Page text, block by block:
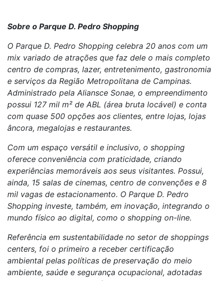
Sobre o Parque D. Pedro Shopping
O Parque D. Pedro Shopping celebra 20 anos com um
mix variado de atrações que faz dele o mais completo
centro de compras, lazer, entretenimento, gastronomia
e serviços da Região Metropolitana de Campinas.
Administrado pela Aliansce Sonae, o empreendimento
possui 127 mil m² de ABL (área bruta locável) e conta
com quase 500 opções aos clientes, entre lojas, lojas
âncora, megalojas e restaurantes.
Com um espaço versátil e inclusivo, o shopping
oferece conveniência com praticidade, criando
experiências memoráveis aos seus visitantes. Possui,
ainda, 15 salas de cinemas, centro de convenções e 8
mil vagas de estacionamento. O Parque D. Pedro
Shopping investe, também, em inovação, integrando o
mundo físico ao digital, como o shopping on-line.
Referência em sustentabilidade no setor de shoppings
centers, foi o primeiro a receber certificação
ambiental pelas políticas de preservação do meio
ambiente, saúde e segurança ocupacional, adotadas